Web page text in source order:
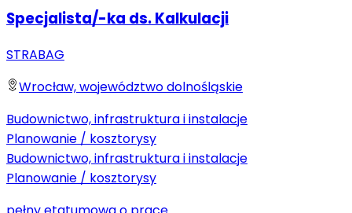
Specjalista/-ka ds. Kalkulacji
STRABAG
Wrocław, województwo dolnośląskie
Budownictwo, infrastruktura i instalacje
Planowanie / kosztorysy
Budownictwo, infrastruktura i instalacje
Planowanie / kosztorysy